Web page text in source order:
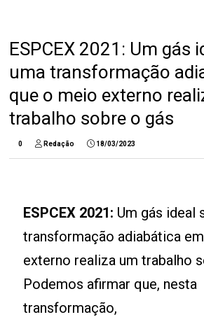
ESPCEX 2021: Um gás
uma transformação
que o meio externo
trabalho sobre o gás
0 Redação 18/03/2023
ESPCEX 2021: Um gás ideal
transformação adiabática
externo realiza um trabalho
Podemos afirmar que, nesta
transformação,